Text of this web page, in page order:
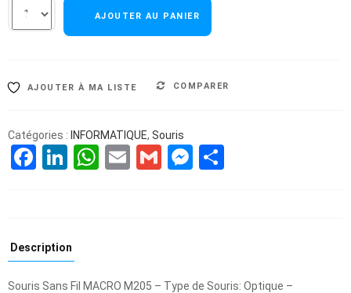
AJOUTER AU PANIER
AJOUTER À MA LISTE COMPARER
Catégories : INFORMATIQUE, Souris
Facebook
LinkedIn
WhatsApp
EmailGmailMessenger
Description
Souris Sans Fil MACRO M205 – Type de Souris: Optique –